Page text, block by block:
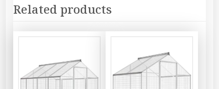
Related products